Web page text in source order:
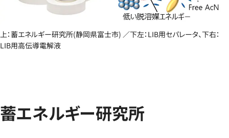
上：蓄エネルギー研究所(静岡県富士市) ／下左：LIB用セパレータ、下右：
LIB用高伝導電解液
蓄エネルギー研究所